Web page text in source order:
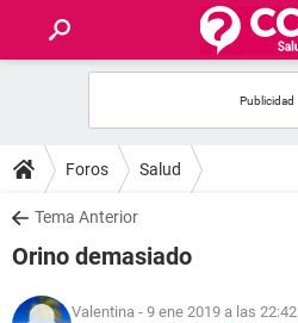
FOROS
SALUD
Foros Salud
Tema Anterior
Orino demasiado
Valentina - 9 ene 2019 a las 22:42